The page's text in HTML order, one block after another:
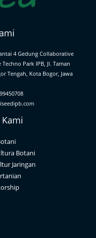
4 Gedung Collaborative
Techno Park IPB, Jl. Taman
Tengah, Kota Bogor, Jawa
Botani
Jaringan